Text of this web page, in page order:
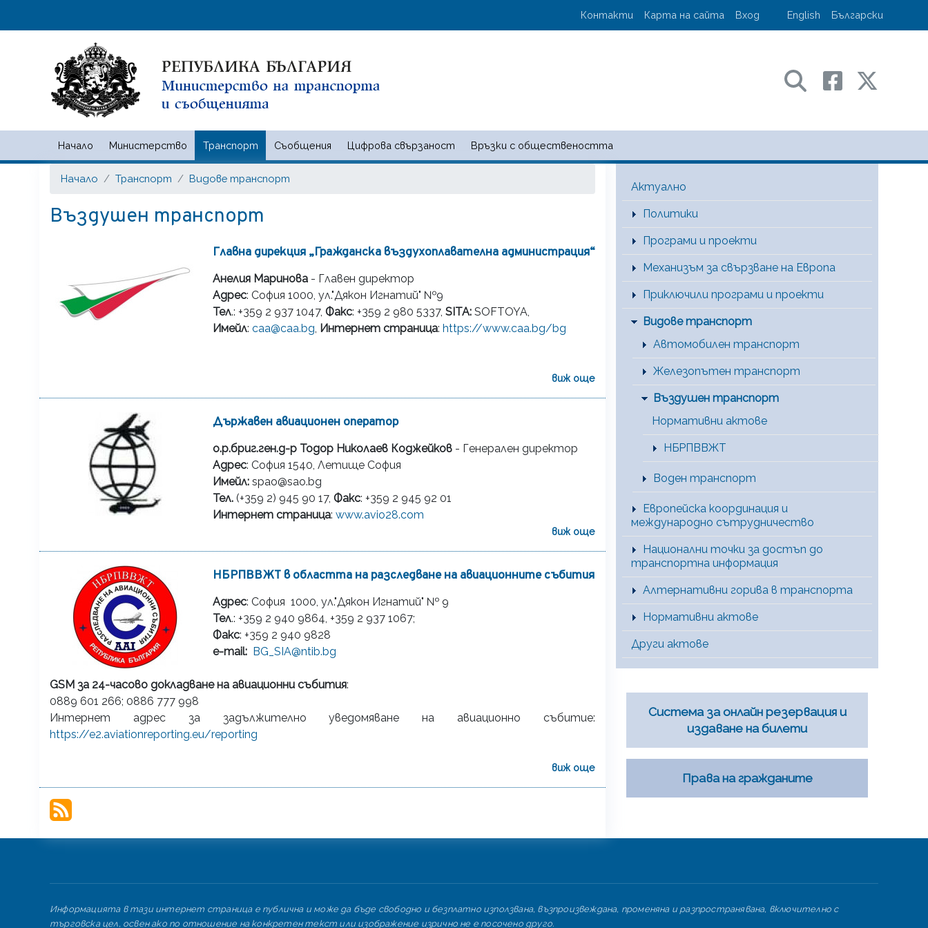
User account menu
Контакти Карта на сайта Вход English Български
Начало Министерство Транспорт Съобщения Цифрова свързаност Връзки с обществеността
Министерство на транспорта и съобщенията | Ministry of transport and communications
Начало Транспорт Видове транспорт
Въздушен транспорт
Главна дирекция „Гражданска въздухоплавателна администрация“
Анелия Маринова - Главен директор
Адрес: София 1000, ул."Дякон Игнатий" №9
Тел.: +359 2 937 1047, Факс: +359 2 980 5337, SITA: SOFTOYA,
Имейл: caa@caa.bg, Интернет страница: https://www.caa.bg/bg
виж още
Държавен авиационен оператор
о.р.бриг.ген.д-р Тодор Николаев Коджейков - Генерален директор
Адрес: София 1540, Летище София
Имейл: spao@sao.bg
Тел. (+359 2) 945 90 17, Факс: +359 2 945 92 01
Интернет страница: www.avio28.com
виж още
НБРПВВЖТ в областта на разследване на авиационните събития
Адрес: София 1000, ул."Дякон Игнатий" № 9
Тел.: +359 2 940 9864, +359 2 937 1067;
Факс: +359 2 940 9828
e-mail: BG_SIA@ntib.bg
GSM за 24-часово докладване на авиационни събития:
0889 601 266; 0886 777 998
Интернет адрес за задължително уведомяване на авиационно събитие:
https://e2.aviationreporting.eu/reporting
виж още
Main Menu [BG]
Актуално
Политики
Програми и проекти
Механизъм за свързване на Европа
Приключили програми и проекти
Видове транспорт
Автомобилен транспорт
Железопътен транспорт
Въздушен транспорт
Нормативни актове
НБРПВВЖТ
Воден транспорт
Европейска координация и
международно сътрудничество
Национални точки за достъп до
транспортна информация
Алтернативни горива в транспорта
Нормативни актове
Други актове
Система за онлайн резервация и
издаване на билети
Права на гражданите
Информацията в тази интернет страница е публична и може да бъде свободно и безплатно използвана, възпроизвеждана, променяна и разпространявана, включително с
търговска цел, освен ако по отношение на конкретен текст или изображение изрично не е посочено друго.